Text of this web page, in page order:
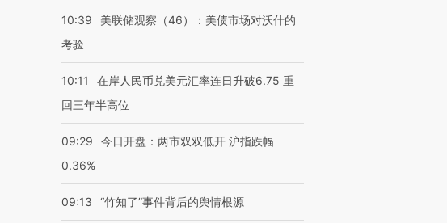
10:39
美联储观察（46）：美债市场对沃什的
考验
10:11
在岸人民币兑美元汇率连日升破6.75 重
回三年半高位
09:29
今日开盘：两市双双低开 沪指跌幅
0.36%
09:13 “竹知了”事件背后的舆情根源